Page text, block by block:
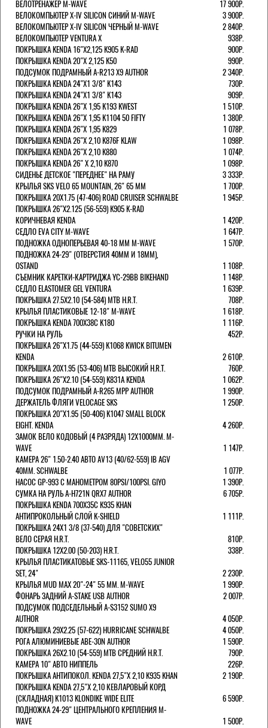
ВЕЛОТРЕНАЖЕР M-WAVE
17 900Р.
ВЕЛОКОМПЬЮТЕР X-IV SILICON СИНИЙ M-WAVE
3 900Р.
ВЕЛОКОМПЬЮТЕР X-IV SILICON ЧЕРНЫЙ M-WAVE
2 840Р.
ВЕЛОКОМПЬЮТЕР VENTURA Х
938Р.
ПОКРЫШКА KENDA 16"Х2,125 K905 K-RAD
900Р.
ПОКРЫШКА KENDA 20"Х 2,125 K50
990Р.
ПОДСУМОК ПОДРАМНЫЙ A-R213 X9 AUTHOR
2 340Р.
ПОКРЫШКА KENDA 24"Х1 3/8" K143
730Р.
ПОКРЫШКА KENDA 24"Х1 3/8" K143
909Р.
ПОКРЫШКА KENDA 26"Х 1,95 K193 KWEST
1 510Р.
ПОКРЫШКА KENDA 26"Х 1,95 K1104 50 FIFTY
1 380Р.
ПОКРЫШКА KENDA 26"Х 1,95 K829
1 078Р.
ПОКРЫШКА KENDA 26"Х 2,10 K876F KLAW
1 098Р.
ПОКРЫШКА KENDA 26"Х 2,10 K880
1 074Р.
ПОКРЫШКА KENDA 26" Х 2,10 K870
1 098Р.
СИДЕНЬЕ ДЕТСКОЕ "ПЕРЕДНЕЕ" НА РАМУ
3 333Р.
КРЫЛЬЯ SKS VELO 65 MOUNTAIN, 26" 65 ММ
1 700Р.
ПОКРЫШКА 20X1.75 (47-406) ROAD CRUISER SCHWALBE
1 945Р.
ПОКРЫШКА 26"Х2.125 (56-559) K905 K-RAD
КОРИЧНЕВАЯ KENDA
1 420Р.
СЕДЛО EVA CITY M-WAVE
1 647Р.
ПОДНОЖКА ОДНОПЕРЬЕВАЯ 40-18 ММ M-WAVE
1 570Р.
ПОДНОЖКА 24-29" (ОТВЕРСТИЯ 40ММ И 18ММ),
OSTAND
1 108Р.
СЪЕМНИК КАРЕТКИ-КАРТРИДЖА YC-29BB BIKEHAND
1 148Р.
СЕДЛО ELASTOMER GEL VENTURA
1 639Р.
ПОКРЫШКА 27.5X2.10 (54-584) MTB H.R.T.
708Р.
КРЫЛЬЯ ПЛАСТИКОВЫЕ 12-18" M-WAVE
1 618Р.
ПОКРЫШКА KENDA 700Х38С K180
1 116Р.
РУЧКИ НА РУЛЬ
452Р.
ПОКРЫШКА 26"Х1.75 (44-559) K1068 KWICK BITUMEN
KENDA
2 610Р.
ПОКРЫШКА 20X1.95 (53-406) MTB ВЫСОКИЙ H.R.T.
760Р.
ПОКРЫШКА 26"Х2.10 (54-559) K831A KENDA
1 062Р.
ПОДСУМОК ПОДРАМНЫЙ A-R265 MPP AUTHOR
1 990Р.
ДЕРЖАТЕЛЬ ФЛЯГИ VELOCAGE SKS
1 250Р.
ПОКРЫШКА 20"Х1.95 (50-406) K1047 SMALL BLOCK
EIGHT. KENDA
4 260Р.
ЗАМОК ВЕЛО КОДОВЫЙ (4 РАЗРЯДА) 12Х1000ММ. M-
WAVE
1 147Р.
КАМЕРА 26" 1.50-2.40 АВТО AV13 (40/62-559) IB AGV
40MM. SCHWALBE
1 077Р.
НАСОС GP-993 С МАНОМЕТРОМ 80PSI/100PSI. GIYO
1 390Р.
СУМКА НА РУЛЬ A-H721N QRX7 AUTHOR
6 705Р.
ПОКРЫШКА KENDA 700Х35С K935 KHAN
АНТИПРОКОЛЬНЫЙ СЛОЙ K-SHIELD
1 111Р.
ПОКРЫШКА 24X1 3/8 (37-540) ДЛЯ "СОВЕТСКИХ"
ВЕЛО СЕРАЯ H.R.T.
810Р.
ПОКРЫШКА 12X2.00 (50-203) H.R.T.
338Р.
КРЫЛЬЯ ПЛАСТИКАТОВЫЕ SKS-11165, VELO55 JUNIOR
SET, 24"
2 230Р.
КРЫЛЬЯ MUD MAX 20"-24" 55 ММ. M-WAVE
1 990Р.
ФОНАРЬ ЗАДНИЙ A-STAKE USB AUTHOR
2 007Р.
ПОДСУМОК ПОДСЕДЕЛЬНЫЙ A-S3152 SUMO X9
AUTHOR
4 050Р.
ПОКРЫШКА 29X2.25 (57-622) HURRICANE SCHWALBE
4 050Р.
РОГА АЛЮМИНИЕВЫЕ ABE-30N AUTHOR
1 590Р.
ПОКРЫШКА 26X2.10 (54-559) MTB СРЕДНИЙ H.R.T.
790Р.
КАМЕРА 10" АВТО НИППЕЛЬ
226Р.
ПОКРЫШКА АНТИПОКОЛ. KENDA 27,5"Х 2,10 K935 KHAN
2 190Р.
ПОКРЫШКА KENDA 27,5"Х 2,10 КЕВЛАРОВЫЙ КОРД
(СКЛАДНАЯ) K1013 KLONDIKE WIDE ELITE
6 590Р.
ПОДНОЖКА 24-29" ЦЕНТРАЛЬНОГО КРЕПЛЕНИЯ M-
WAVE
1 500Р.